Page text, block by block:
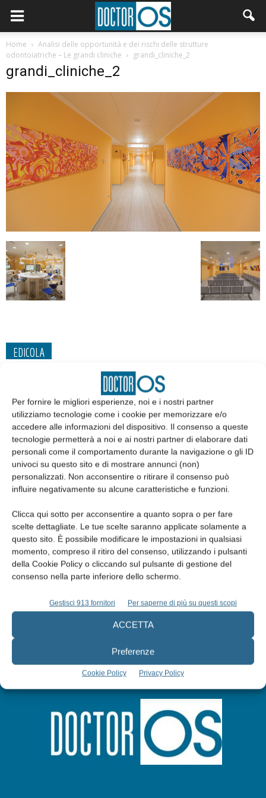
Per fornire le migliori esperienze, noi e i nostri partner
utilizziamo tecnologie come i cookie per memorizzare e/o
accedere alle informazioni del dispositivo. Il consenso a queste
tecnologie permetterà a noi e ai nostri partner di elaborare dati
personali come il comportamento durante la navigazione o gli ID
univoci su questo sito e di mostrare annunci (non)
personalizzati. Non acconsentire o ritirare il consenso può
influire negativamente su alcune caratteristiche e funzioni.
Clicca qui sotto per acconsentire a quanto sopra o per fare
scelte dettagliate. Le tue scelte saranno applicate solamente a
questo sito. È possibile modificare le impostazioni in qualsiasi
momento, compreso il ritiro del consenso, utilizzando i pulsanti
della Cookie Policy o cliccando sul pulsante di gestione del
consenso nella parte inferiore dello schermo.
Gestisci 913 fornitori Per saperne di più su questi scopi
ACCETTA
Preferenze
Cookie Policy Privacy Policy
Home
Analisi delle opportunità e dei rischi delle strutture
odontoiatriche – Le grandi cliniche
grandi_cliniche_2
grandi_cliniche_2
EDICOLA
Edicola web
Abbonati